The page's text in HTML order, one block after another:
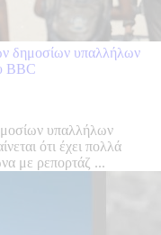
δημοσίων υπαλλήλων
BBC
υπαλλήλων
ότι έχει πολλά
με ρεπορτάζ ...